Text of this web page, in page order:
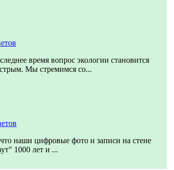
время вопрос экологии становится
Мы стремимся со...
наши цифровые фото и записи на стене
1000 лет и ...